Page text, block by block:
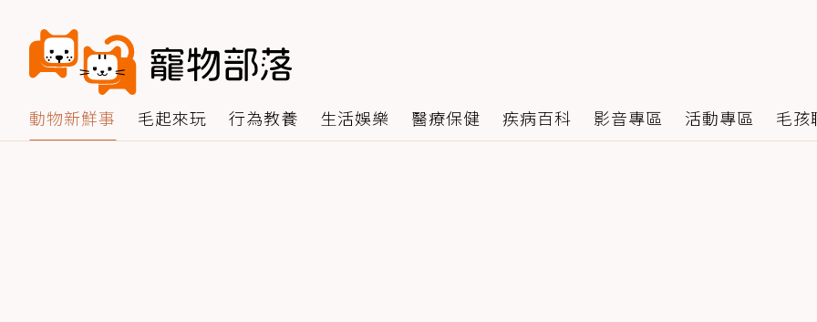
動物新鮮事 毛起來玩 行為教養 生活娛樂 醫療保健 疾病百科 影音專區 活動專區 毛孩